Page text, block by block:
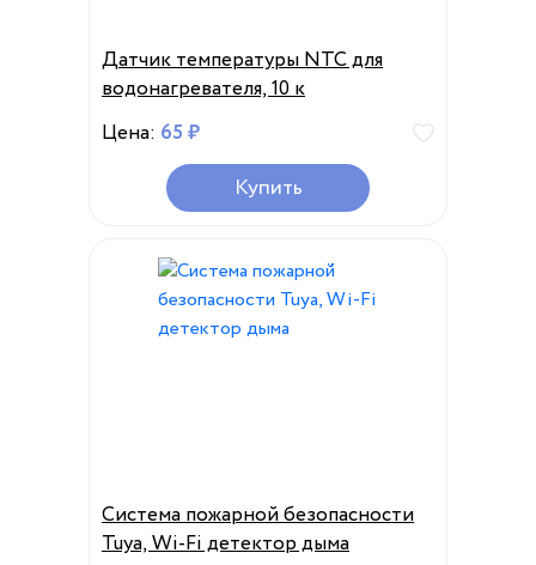
Датчик температуры NTC для
водонагревателя, 10 к
Цена: 65 ₽
Купить
Система пожарной безопасности
Tuya, Wi-Fi детектор дыма